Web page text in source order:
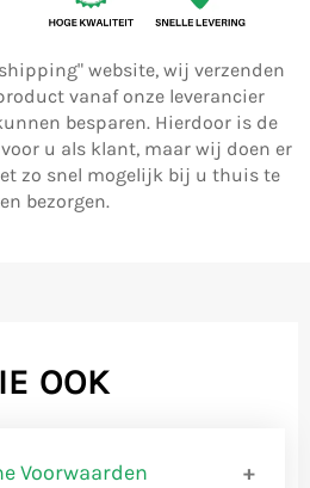
website, wij verzenden
vanaf onze leverancier
besparen. Hierdoor is de
u als klant, maar wij doen er
zo snel mogelijk bij u thuis te
bezorgen.
OOK
Voorwaarden